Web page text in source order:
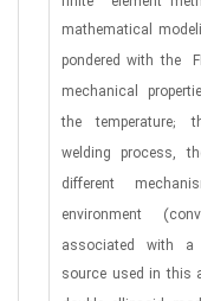
mathematical
pondered with the
mechanical
the
temperature;
welding process,
different
environment
associated
with a
source used in this